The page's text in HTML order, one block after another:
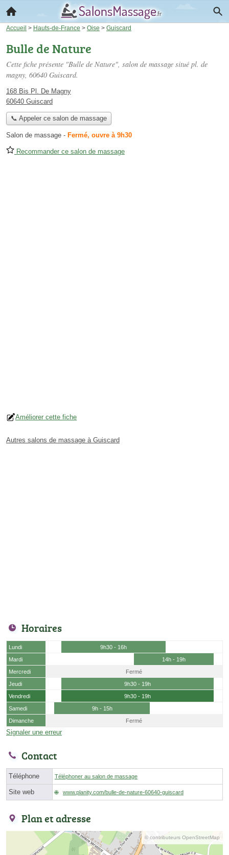
Accueil > Hauts-de-France > Oise > Guiscard
Bulle de Nature
Cette fiche présente "Bulle de Nature", salon de massage situé pl. de
magny, 60640 Guiscard.
168 Bis Pl. De Magny
60640 Guiscard
📞 Appeler ce salon de massage
Salon de massage - Fermé, ouvre à 9h30
Recommander ce salon de massage
Améliorer cette fiche
Autres salons de massage à Guiscard
Horaires
Lundi
9h30 - 16h
Mardi
14h - 19h
Mercredi
Fermé
Jeudi
9h30 - 19h
Vendredi
9h30 - 19h
Samedi
9h - 15h
Dimanche
Fermé
Signaler une erreur
Contact
Téléphone Téléphoner au salon de massage
Site web www.planity.com/bulle-de-nature-60640-guiscard
Plan et adresse
© contributeurs OpenStreetMap